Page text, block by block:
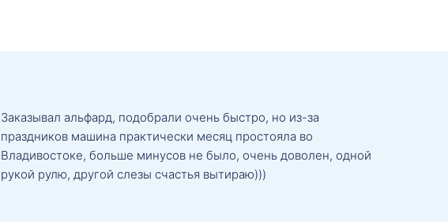
Заказывал альфард, подобрали очень быстро, но из-за
праздников машина практически месяц простояла во
Владивостоке, больше минусов не было, очень доволен, одной
рукой рулю, другой слезы счастья вытираю)))